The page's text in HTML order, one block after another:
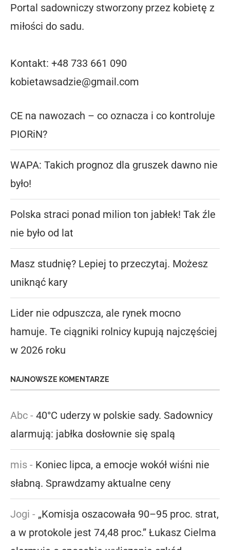
Portal sadowniczy stworzony przez kobietę z
miłości do sadu.
Kontakt: +48 733 661 090
kobietawsadzie@gmail.com
CE na nawozach – co oznacza i co kontroluje
PIORiN?
WAPA: Takich prognoz dla gruszek dawno nie
było!
Polska straci ponad milion ton jabłek! Tak źle
nie było od lat
Masz studnię? Lepiej to przeczytaj. Możesz
uniknąć kary
Lider nie odpuszcza, ale rynek mocno
hamuje. Te ciągniki rolnicy kupują najczęściej
w 2026 roku
NAJNOWSZE KOMENTARZE
Abc - 40°C uderzy w polskie sady. Sadownicy
alarmują: jabłka dosłownie się spalą
mis - Koniec lipca, a emocje wokół wiśni nie
słabną. Sprawdzamy aktualne ceny
Jogi - „Komisja oszacowała 90–95 proc. strat,
a w protokole jest 74,48 proc.” Łukasz Cielma